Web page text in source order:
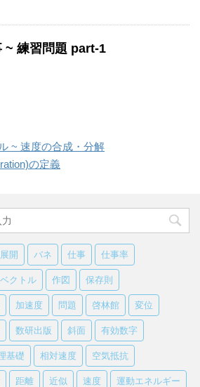
~ 練習問題 part-1
~ 速度の合成・分解
の定義
開 バネ 仕事 仕事率
クトル 作図 保存則
加速度 問題 啓林館 変位
数研出版 斜面 有効数字
基礎 相対速度 空気抵抗
距離 近似 速度 運動エネルギー